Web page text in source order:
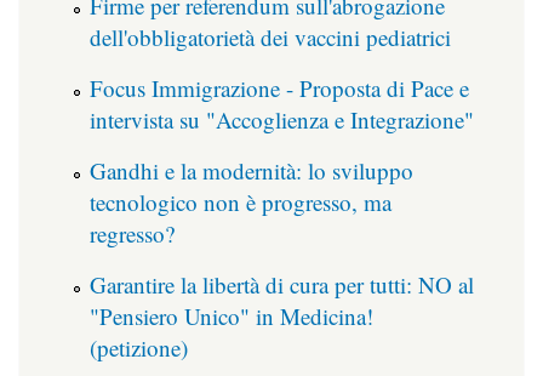
dell'obbligatorietà dei vaccini pediatrici
Focus Immigrazione - Proposta di Pace e
intervista su "Accoglienza e Integrazione"
Gandhi e la modernità: lo sviluppo
tecnologico non è progresso, ma
regresso?
Garantire la libertà di cura per tutti: NO al
"Pensiero Unico" in Medicina!
(petizione)